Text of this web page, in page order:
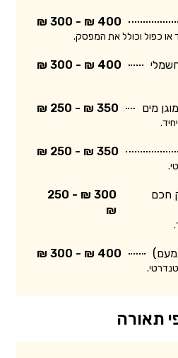
400 ₪ - 300 ₪
או כפול וכולל את המפסק.
400 ₪ - 300 ₪
מים 350 ₪ - 250 ₪
350 ₪ - 250 ₪
חכם
300 ₪ - 250
₪
400 ₪ - 300 ₪
תאורה